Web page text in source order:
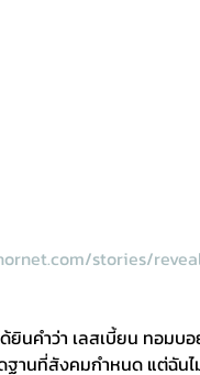
stories/
านที่สังคมกำหนด แต่ฉันไ